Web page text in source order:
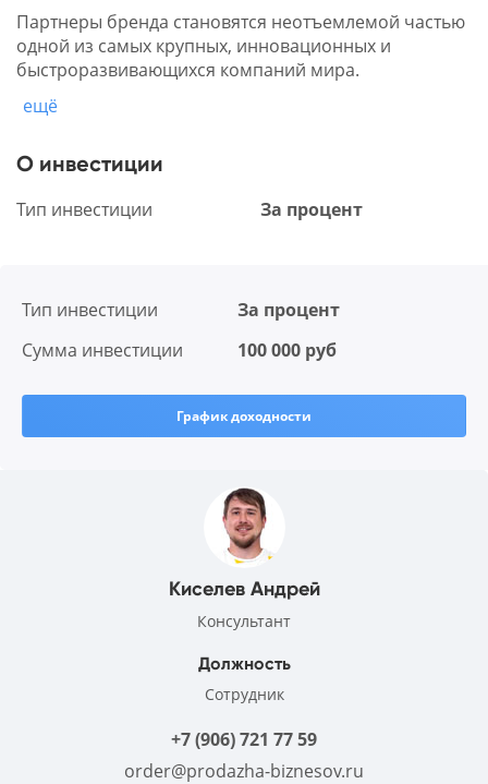
Партнеры бренда становятся неотъемлемой частью
одной из самых крупных, инновационных и
быстроразвивающихся компаний мира.
ещё
О инвестиции
Тип инвестиции За процент
Тип инвестиции
За процент
Сумма инвестиции
100 000 руб
График доходности
Киселев Андрей
Консультант
Должность
Сотрудник
+7 (906) 721 77 59
order@prodazha-biznesov.ru